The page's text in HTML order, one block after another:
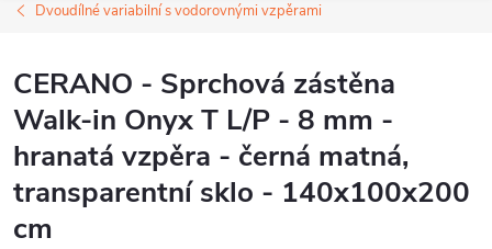
Dvoudílné variabilní s vodorovnými vzpěrami
CERANO - Sprchová zástěna
Walk-in Onyx T L/P - 8 mm -
hranatá vzpěra - černá matná,
transparentní sklo - 140x100x200
cm